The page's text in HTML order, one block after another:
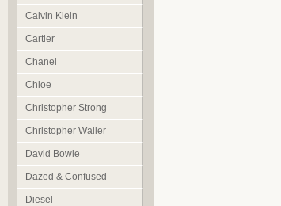
Calvin Klein
Cartier
Chanel
Chloe
Christopher Strong
Christopher Waller
David Bowie
Dazed & Confused
Diesel